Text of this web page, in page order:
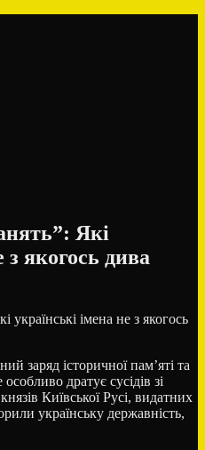
Які
з якогось дива
заряд історичної пам’яті та
дратує сусідів зі
Київської Русі, видатних
українську державність,